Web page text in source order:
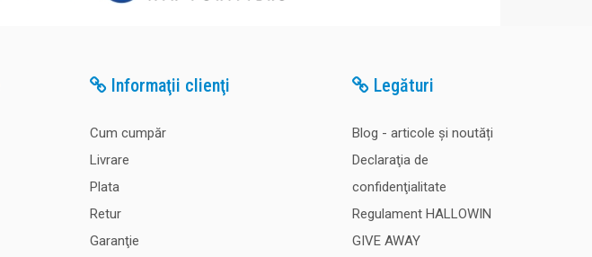
Informaţii clienţi
Cum cumpăr
Livrare
Plata
Retur
Garanţie
Legături
Blog - articole și noutăți
Declaraţia de
confidenţialitate
Regulament HALLOWIN
GIVE AWAY